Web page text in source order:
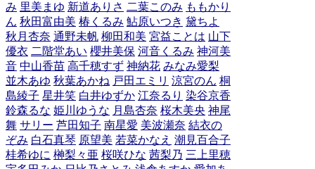
み 里美まゆ 新道ありさ 二葉このみ ももかり
ん 秋田富由美 椿くるみ 鮎原いつき 黛ちよ
秋月杏奈 通野未帆 柳田和美 宮益ことは 山下
優衣 二階堂あい 櫻井美保 河音くるみ 神河美
音 中山香苗 高千穂すず 神納花 みなみ愛梨
並木あゆ 秋葉あかね 戸田エミリ 涼宮のん 桐
島綾子 星井笑 白井ゆずか 江奈るり 染谷京香
鈴森るな 姫川ゆうな 月島杏奈 桜木美央 神尾
舞 サリー 芦田知子 南星愛 美波瀬奈 結衣の
ぞみ 白石真琴 原望美 若菜かなえ 潮見百合子
桂希ゆに 榊梨々亜 桜咲ひな 茜梨乃 三上里穂